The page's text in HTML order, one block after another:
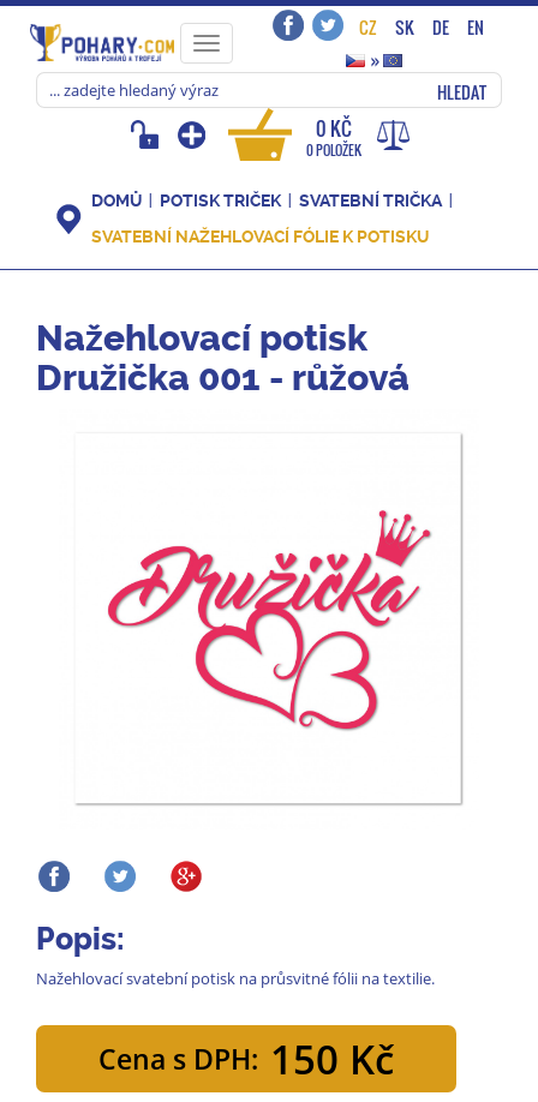
Toggle
navigation
CZ SK DE
EN
»
HLEDAT
0 KČ
0 POLOŽEK
DOMŮ POTISK TRIČEK
SVATEBNÍ TRIČKA
SVATEBNÍ NAŽEHLOVACÍ FÓLIE K POTISKU
Nažehlovací potisk
Družička 001 - růžová
Popis:
Nažehlovací svatební potisk na průsvitné fólii na textilie.
Cena s DPH: 150 Kč